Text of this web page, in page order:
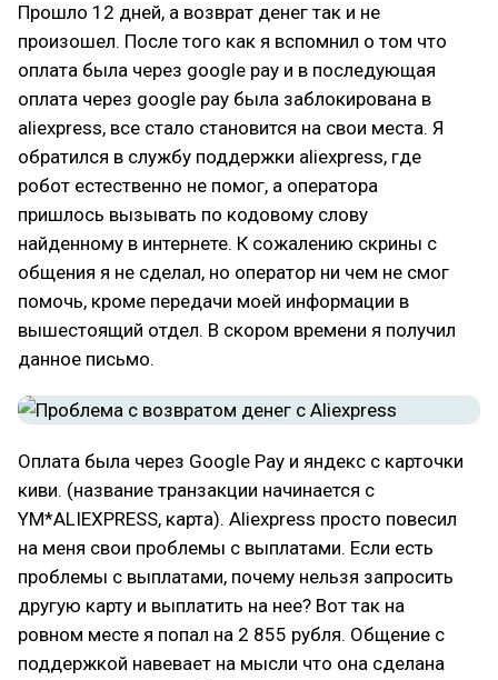
Прошло 12 дней, а возврат денег так и не
произошел. После того как я вспомнил о том что
оплата была через google pay и в последующая
оплата через google pay была заблокирована в
aliexpress, все стало становится на свои места. Я
обратился в службу поддержки aliexpress, где
робот естественно не помог, а оператора
пришлось вызывать по кодовому слову
найденному в интернете. К сожалению скрины с
общения я не сделал, но оператор ни чем не смог
помочь, кроме передачи моей информации в
вышестоящий отдел. В скором времени я получил
данное письмо.
Оплата была через Google Pay и яндекс с карточки
киви. (название транзакции начинается с
YM*ALIEXPRESS, карта). Aliexpress просто повесил
на меня свои проблемы с выплатами. Если есть
проблемы с выплатами, почему нельзя запросить
другую карту и выплатить на нее? Вот так на
ровном месте я попал на 2 855 рубля. Общение с
поддержкой навевает на мысли что она сделана